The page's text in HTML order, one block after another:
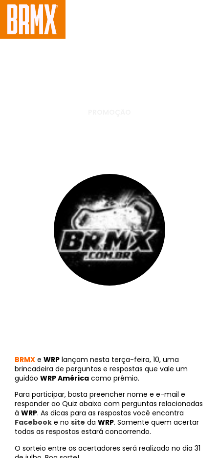
BRMX e WRP lançam nesta terça-feira, 10, uma
brincadeira de perguntas e respostas que vale um
guidão WRP América como prêmio.
Para participar, basta preencher nome e e-mail e
responder ao Quiz abaixo com perguntas relacionadas
à WRP. As dicas para as respostas você encontra
Facebook e no site da WRP. Somente quem acertar
todas as respostas estará concorrendo.
O sorteio entre os acertadores será realizado no dia 31